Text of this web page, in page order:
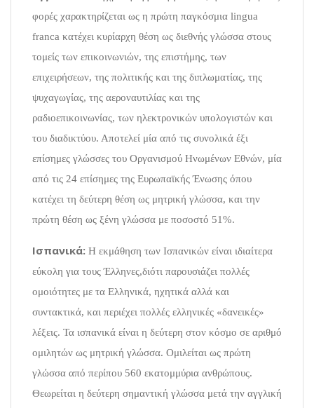
φορές χαρακτηρίζεται ως η πρώτη παγκόσμια lingua
franca κατέχει κυρίαρχη θέση ως διεθνής γλώσσα στους
τομείς των επικοινωνιών, της επιστήμης, των
επιχειρήσεων, της πολιτικής και της διπλωματίας, της
ψυχαγωγίας, της αεροναυτιλίας και της
ραδιοεπικοινωνίας, των ηλεκτρονικών υπολογιστών και
του διαδικτύου. Αποτελεί μία από τις συνολικά έξι
επίσημες γλώσσες του Οργανισμού Ηνωμένων Εθνών, μία
από τις 24 επίσημες της Ευρωπαϊκής Ένωσης όπου
κατέχει τη δεύτερη θέση ως μητρική γλώσσα, και την
πρώτη θέση ως ξένη γλώσσα με ποσοστό 51%.
Ισπανικά: Η εκμάθηση των Ισπανικών είναι ιδιαίτερα
εύκολη για τους Έλληνες,διότι παρουσιάζει πολλές
ομοιότητες με τα Ελληνικά, ηχητικά αλλά και
συντακτικά, και περιέχει πολλές ελληνικές «δανεικές»
λέξεις. Τα ισπανικά είναι η δεύτερη στον κόσμο σε αριθμό
ομιλητών ως μητρική γλώσσα. Ομιλείται ως πρώτη
γλώσσα από περίπου 560 εκατομμύρια ανθρώπους.
Θεωρείται η δεύτερη σημαντική γλώσσα μετά την αγγλική